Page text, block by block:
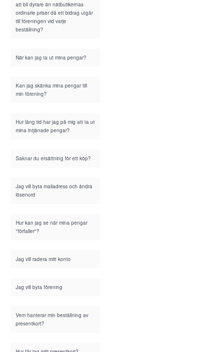
att bli dyrare än nätbutikernas
ordinarie priser då ett bidrag utgår
till föreningen vid varje
beställning?
När kan jag ta ut mina pengar?
Kan jag skänka mina pengar till
min förening?
Hur lång tid har jag på mig att ta ut
mina intjänade pengar?
Saknar du ersättning för ett köp?
Jag vill byta mailadress och ändra
lösenord
Hur kan jag se när mina pengar
"förfaller"?
Jag vill radera mitt konto
Jag vill byta förening
Vem hanterar min beställning av
presentkort?